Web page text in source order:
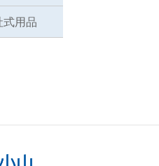
式用品